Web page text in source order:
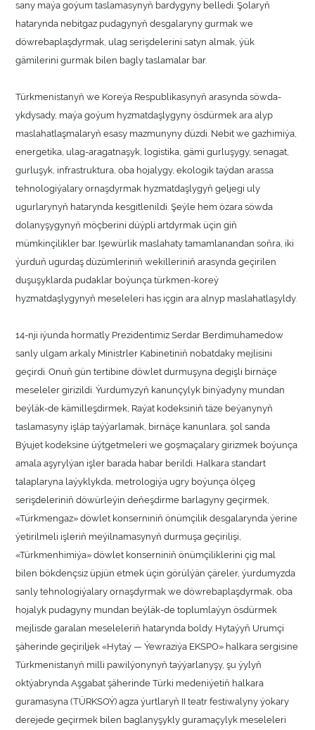
sany maýa goýum taslamasynyň bardygyny belledi. Şolaryň
hatarynda nebitgaz pudagynyň desgalaryny gurmak we
döwrebaplaşdyrmak, ulag serişdelerini satyn almak, ýük
gämilerini gurmak bilen bagly taslamalar bar.
Türkmenistanyň we Koreýa Respublikasynyň arasynda söwda-
ykdysady, maýa goýum hyzmatdaşlygyny ösdürmek ara alyp
maslahatlaşmalaryň esasy mazmunyny düzdi. Nebit we gazhimiýa,
energetika, ulag-aragatnaşyk, logistika, gämi gurluşygy, senagat,
gurluşyk, infrastruktura, oba hojalygy, ekologik taýdan arassa
tehnologiýalary ornaşdyrmak hyzmatdaşlygyň geljegi uly
ugurlarynyň hatarynda kesgitlenildi. Şeýle hem özara söwda
dolanyşygynyň möçberini düýpli artdyrmak üçin giň
mümkinçilikler bar. Işewürlik maslahaty tamamlanandan soňra, iki
ýurduň ugurdaş düzümleriniň wekilleriniň arasynda geçirilen
duşuşyklarda pudaklar boýunça türkmen-koreý
hyzmatdaşlygynyň meseleleri has içgin ara alnyp maslahatlaşyldy.
14-nji iýunda hormatly Prezidentimiz Serdar Berdimuhamedow
sanly ulgam arkaly Ministrler Kabinetiniň nobatdaky mejlisini
geçirdi. Onuň gün tertibine döwlet durmuşyna degişli birnäçe
meseleler girizildi. Ýurdumyzyň kanunçylyk binýadyny mundan
beýläk-de kämilleşdirmek, Raýat kodeksiniň täze beýanynyň
taslamasyny işläp taýýarlamak, birnäçe kanunlara, şol sanda
Býujet kodeksine üýtgetmeleri we goşmaçalary girizmek boýunça
amala aşyrylýan işler barada habar berildi. Halkara standart
talaplaryna laýyklykda, metrologiýa ugry boýunça ölçeg
serişdeleriniň döwürleýin deňeşdirme barlagyny geçirmek,
«Türkmengaz» döwlet konserniniň önümçilik desgalarynda ýerine
ýetirilmeli işleriň meýilnamasynyň durmuşa geçirilişi,
«Türkmenhimiýa» döwlet konserniniň önümçiliklerini çig mal
bilen bökdençsiz üpjün etmek üçin görülýän çäreler, ýurdumyzda
sanly tehnologiýalary ornaşdyrmak we döwrebaplaşdyrmak, oba
hojalyk pudagyny mundan beýläk-de toplumlaýyn ösdürmek
mejlisde garalan meseleleriň hatarynda boldy. Hytaýyň Urumçi
şäherinde geçiriljek «Hytaý — Ýewraziýa EKSPO» halkara sergisine
Türkmenistanyň milli pawilýonynyň taýýarlanyşy, şu ýylyň
oktýabrynda Aşgabat şäherinde Türki medeniýetiň halkara
guramasyna (TÜRKSOÝ) agza ýurtlaryň II teatr festiwalyny ýokary
derejede geçirmek bilen baglanyşykly guramaçylyk meseleleri